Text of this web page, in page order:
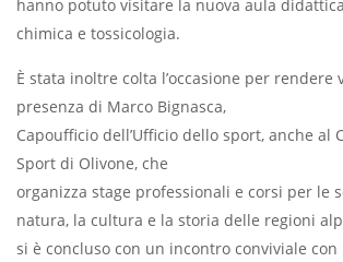
hanno potuto visitare la nuova aula
chimica e tossicologia.
È stata inoltre colta l’occasione per rendere
presenza di Marco Bignasca,
Capoufficio dell’Ufficio dello sport, anche al
Sport di Olivone, che
organizza stage professionali e corsi per le
natura, la cultura e la storia delle regioni
si è concluso con un incontro conviviale